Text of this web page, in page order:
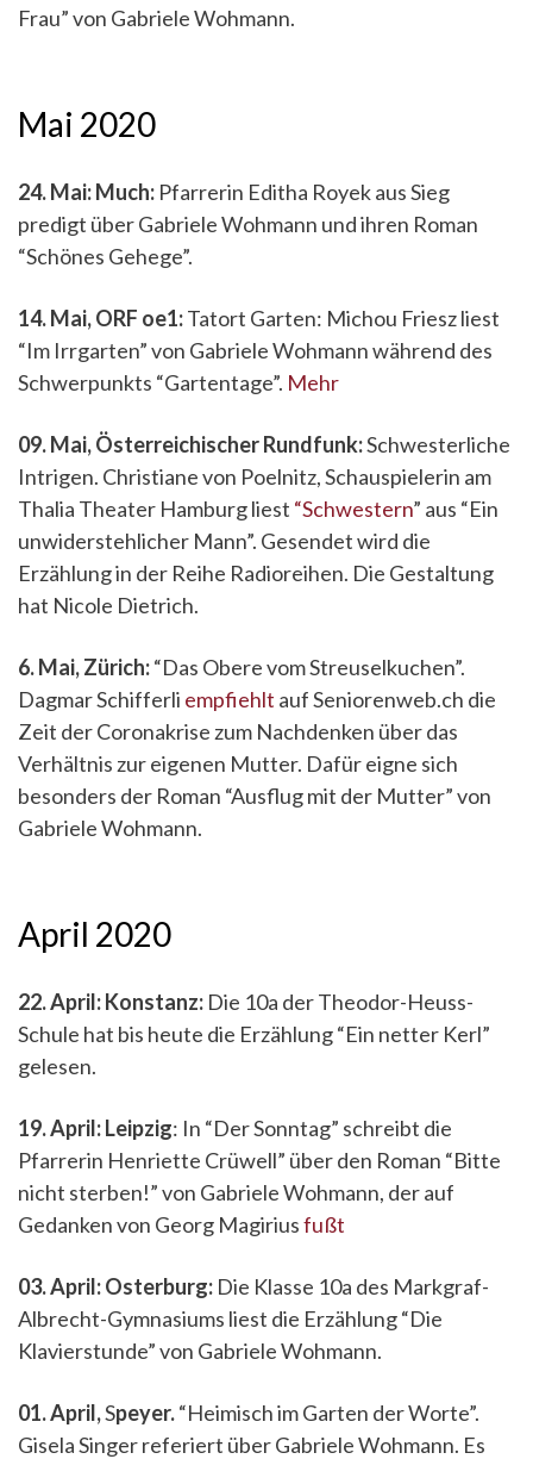
Frau” von Gabriele Wohmann.
Mai 2020
24. Mai: Much: Pfarrerin Editha Royek aus Sieg
predigt über Gabriele Wohmann und ihren Roman
“Schönes Gehege”.
14. Mai, ORF oe1:Tatort Garten: Michou Friesz liest
“Im Irrgarten” von Gabriele Wohmann während des
Schwerpunkts “Gartentage”. Mehr
09. Mai, Österreichischer Rundfunk:Schwesterliche
Intrigen. Christiane von Poelnitz, Schauspielerin am
Thalia Theater Hamburg liest “Schwestern” aus “Ein
unwiderstehlicher Mann”. Gesendet wird die
Erzählung in der Reihe Radioreihen. Die Gestaltung
hat Nicole Dietrich.
6. Mai, Zürich:“Das Obere vom Streuselkuchen”.
Dagmar Schifferli empfiehlt auf Seniorenweb.ch die
Zeit der Coronakrise zum Nachdenken über das
Verhältnis zur eigenen Mutter. Dafür eigne sich
besonders der Roman “Ausflug mit der Mutter” von
Gabriele Wohmann.
April 2020
22. April: Konstanz: Die 10a der Theodor-Heuss-
Schule hat bis heute die Erzählung “Ein netter Kerl”
gelesen.
19. April:Leipzig: In “Der Sonntag” schreibt die
Pfarrerin Henriette Crüwell” über den Roman “Bitte
nicht sterben!” von Gabriele Wohmann, der auf
Gedanken von Georg Magiriusfußt
03. April: Osterburg: Die Klasse 10a des Markgraf-
Albrecht-Gymnasiums liest die Erzählung “Die
Klavierstunde” von Gabriele Wohmann.
01. April,Speyer.“Heimisch im Garten der Worte”.
Gisela Singer referiert über Gabriele Wohmann. Es